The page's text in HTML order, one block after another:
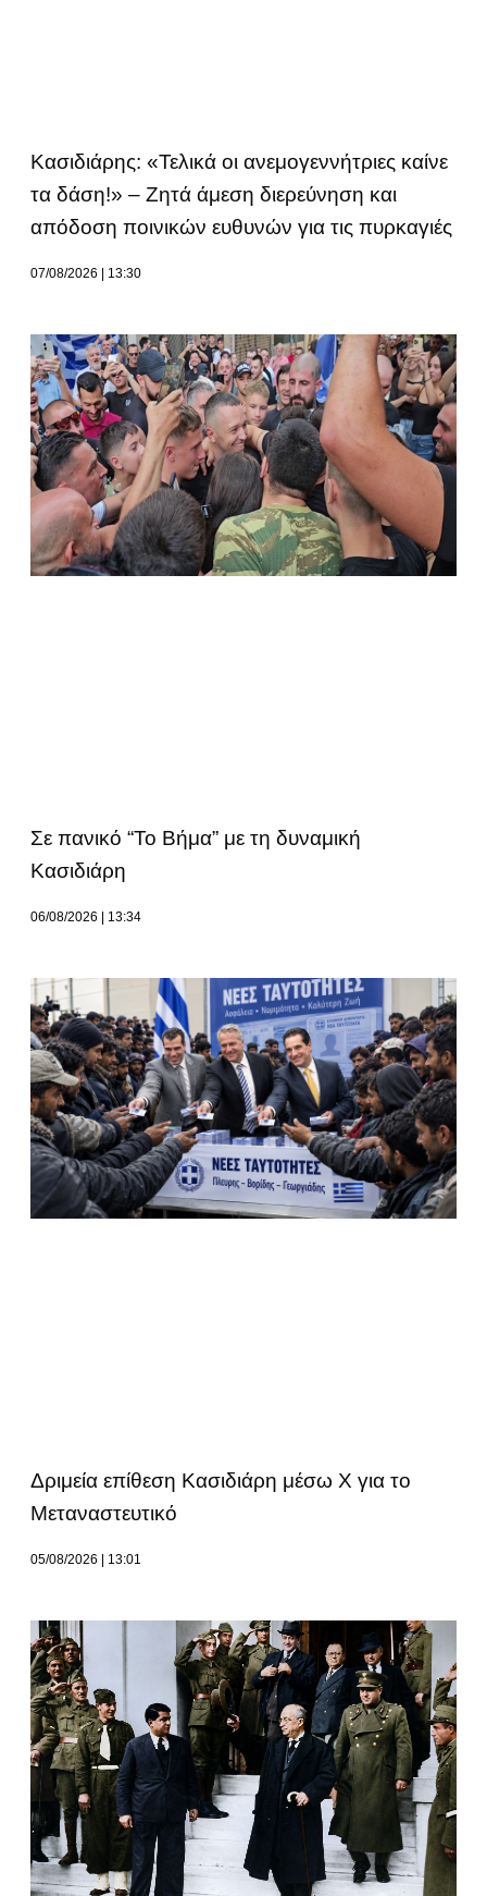
Κασιδιάρης: «Τελικά οι ανεμογεννήτριες καίνε
τα δάση!» – Ζητά άμεση διερεύνηση και
απόδοση ποινικών ευθυνών για τις πυρκαγιές
07/08/2026 13:30
Σε πανικό “Το Βήμα” με τη δυναμική
Κασιδιάρη
06/08/2026 13:34
Δριμεία επίθεση Κασιδιάρη μέσω Χ για το
Μεταναστευτικό
05/08/2026 13:01